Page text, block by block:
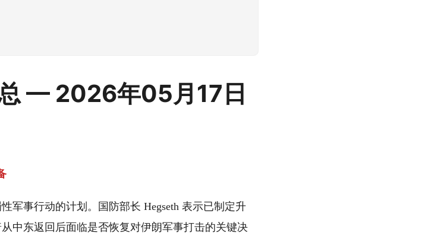
— 2026年05月17日
军事行动的计划。国防部长 Hegseth 表示已制定升
中东返回后面临是否恢复对伊朗军事打击的关键决